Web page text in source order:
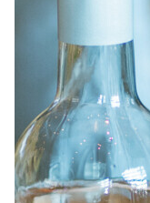
À PROPOS EMPLOIS
TRAITEUR ÉVÉNEMENTIEL
DONNER VOTRE OPINION